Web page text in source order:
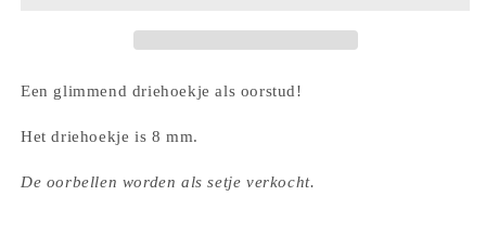
Een glimmend driehoekje als oorstud!
Het driehoekje is 8 mm.
De oorbellen worden als setje verkocht.